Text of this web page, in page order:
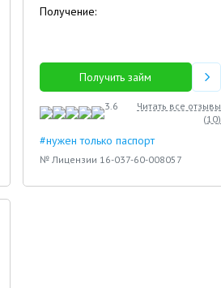
Получение:
Получить займ
3.6
Читать все отзывы
(10)
#нужен только паспорт
№ Лицензии 16-037-60-008057